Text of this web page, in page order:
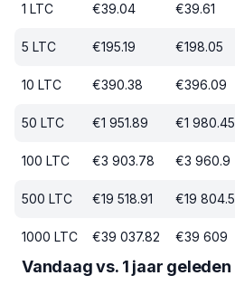
1 LTC €39.04 €39.61
5 LTC €195.19 €198.05
10 LTC €390.38 €396.09
50 LTC €1 951.89 €1 980.45
100 LTC €3 903.78 €3 960.9
500 LTC €19 518.91 €19 804.5
1000 LTC €39 037.82 €39 609
Vandaag vs. 1 jaar geleden